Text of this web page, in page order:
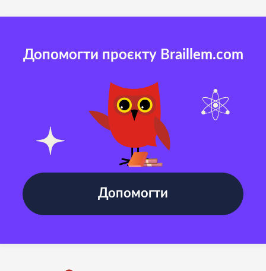
Допомогти проєкту Braillem.com
Допомогти